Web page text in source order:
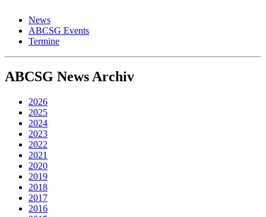
News
ABCSG Events
Termine
ABCSG News Archiv
2026
2025
2024
2023
2022
2021
2020
2019
2018
2017
2016